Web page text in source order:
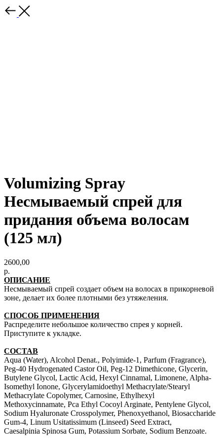
Volumizing Spray
Несмываемый спрей для
придания объема волосам
(125 мл)
2600,00
р.
ОПИСАНИЕ
Несмываемый спрей создает объем на волосах в прикорневой
зоне, делает их более плотными без утяжеления.
СПОСОБ ПРИМЕНЕНИЯ
Распределите небольшое количество спрея у корней.
Приступите к укладке.
СОСТАВ
Aqua (Water), Alcohol Denat., Polyimide-1, Parfum (Fragrance),
Peg-40 Hydrogenated Castor Oil, Peg-12 Dimethicone, Glycerin,
Butylene Glycol, Lactic Acid, Hexyl Cinnamal, Limonene, Alpha-
Isomethyl Ionone, Glycerylamidoethyl Methacrylate/Stearyl
Methacrylate Copolymer, Carnosine, Ethylhexyl
Methoxycinnamate, Pca Ethyl Cocoyl Arginate, Pentylene Glycol,
Sodium Hyaluronate Crosspolymer, Phenoxyethanol, Biosaccharide
Gum-4, Linum Usitatissimum (Linseed) Seed Extract,
Caesalpinia Spinosa Gum, Potassium Sorbate, Sodium Benzoate.